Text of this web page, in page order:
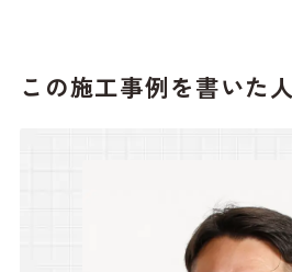
この施工事例を書いた人